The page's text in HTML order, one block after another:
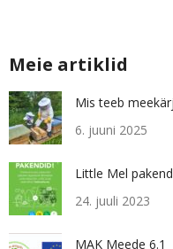
Meie artiklid
Mis teeb
6. juuni 2025
Little Mel
24. juuli 2023
MAK Meede 6.1